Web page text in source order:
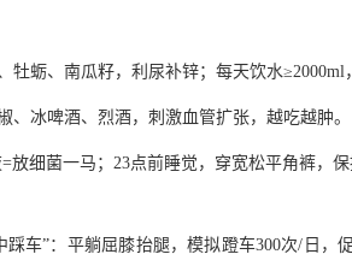
蛎、南瓜籽，利尿补锌；每天饮水≥2000ml
冰啤酒、烈酒，刺激血管扩张，越吃越肿。
放细菌一马；23点前睡觉，穿宽松平角裤，保
车”：平躺屈膝抬腿，模拟蹬车300次/日，